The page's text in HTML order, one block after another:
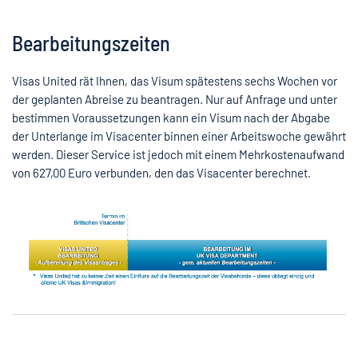
Bearbeitungszeiten
Visas United rät Ihnen, das Visum spätestens sechs Wochen vor
der geplanten Abreise zu beantragen. Nur auf Anfrage und unter
bestimmen Voraussetzungen kann ein Visum nach der Abgabe
der Unterlange im Visacenter binnen einer Arbeitswoche gewährt
werden. Dieser Service ist jedoch mit einem Mehrkostenaufwand
von 627,00 Euro verbunden, den das Visacenter berechnet.